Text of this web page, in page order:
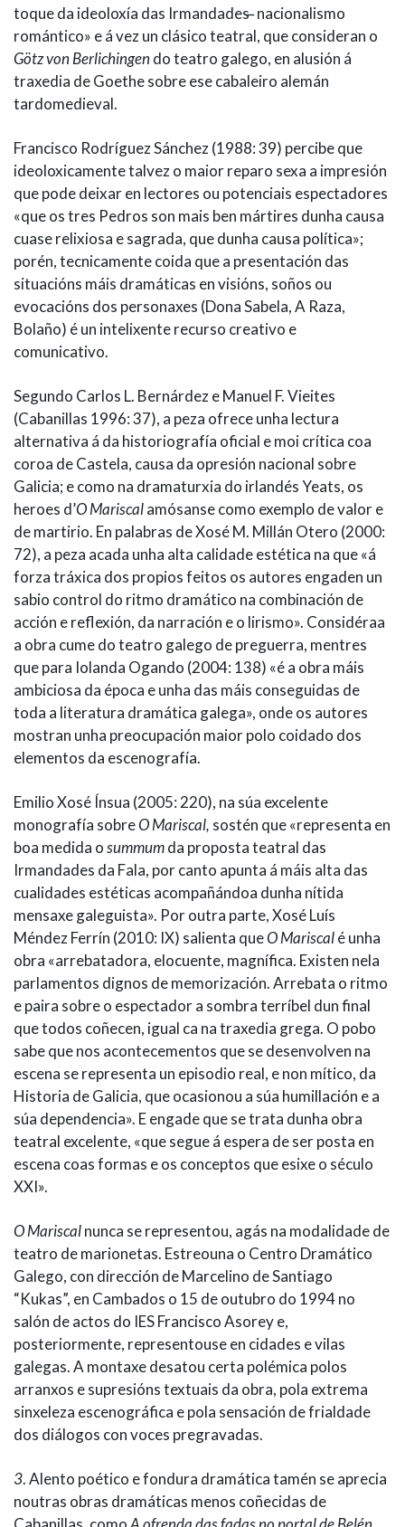
toque da ideoloxía das Irmandades ̶ nacionalismo
romántico» e á vez un clásico teatral, que consideran o
Götz von Berlichingendo teatro galego, en alusión á
traxedia de Goethe sobre ese cabaleiro alemán
tardomedieval.
Francisco Rodríguez Sánchez (1988: 39) percibe que
ideoloxicamente talvez o maior reparo sexa a impresión
que pode deixar en lectores ou potenciais espectadores
«que os tres Pedros son mais ben mártires dunha causa
cuase relixiosa e sagrada, que dunha causa política»;
porén, tecnicamente coida que a presentación das
situacións máis dramáticas en visións, soños ou
evocacións dos personaxes (Dona Sabela, A Raza,
Bolaño) é un intelixente recurso creativo e
comunicativo.
Segundo Carlos L. Bernárdez e Manuel F. Vieites
(Cabanillas 1996: 37), a peza ofrece unha lectura
alternativa á da historiografía oficial e moi crítica coa
coroa de Castela, causa da opresión nacional sobre
Galicia; e como na dramaturxia do irlandés Yeats, os
heroes d’O Mariscalamósanse como exemplo de valor e
de martirio. En palabras de Xosé M. Millán Otero (2000:
72), a peza acada unha alta calidade estética na que «á
forza tráxica dos propios feitos os autores engaden un
sabio control do ritmo dramático na combinación de
acción e reflexión, da narración e o lirismo». Considéraa
a obra cume do teatro galego de preguerra, mentres
que para Iolanda Ogando (2004: 138) «é a obra máis
ambiciosa da época e unha das máis conseguidas de
toda a literatura dramática galega», onde os autores
mostran unha preocupación maior polo coidado dos
elementos da escenografía.
Emilio Xosé Ínsua (2005: 220), na súa excelente
monografía sobreO Mariscal, sostén que «representa en
boa medida osummumda proposta teatral das
Irmandades da Fala, por canto apunta á máis alta das
cualidades estéticas acompañándoa dunha nítida
mensaxe galeguista». Por outra parte, Xosé Luís
Méndez Ferrín (2010: IX) salienta queO Mariscalé unha
obra «arrebatadora, elocuente, magnífica. Existen nela
parlamentos dignos de memorización. Arrebata o ritmo
e paira sobre o espectador a sombra terríbel dun final
que todos coñecen, igual ca na traxedia grega. O pobo
sabe que nos acontecementos que se desenvolven na
escena se representa un episodio real, e non mítico, da
Historia de Galicia, que ocasionou a súa humillación e a
súa dependencia». E engade que se trata dunha obra
teatral excelente, «que segue á espera de ser posta en
escena coas formas e os conceptos que esixe o século
XXI».
O Mariscalnunca se representou, agás na modalidade de
teatro de marionetas. Estreouna o Centro Dramático
Galego, con dirección de Marcelino de Santiago
“Kukas”, en Cambados o 15 de outubro do 1994 no
salón de actos do IES Francisco Asorey e,
posteriormente, representouse en cidades e vilas
galegas. A montaxe desatou certa polémica polos
arranxos e supresións textuais da obra, pola extrema
sinxeleza escenográfica e pola sensación de frialdade
dos diálogos con voces pregravadas.
3. Alento poético e fondura dramática tamén se aprecia
noutras obras dramáticas menos coñecidas de